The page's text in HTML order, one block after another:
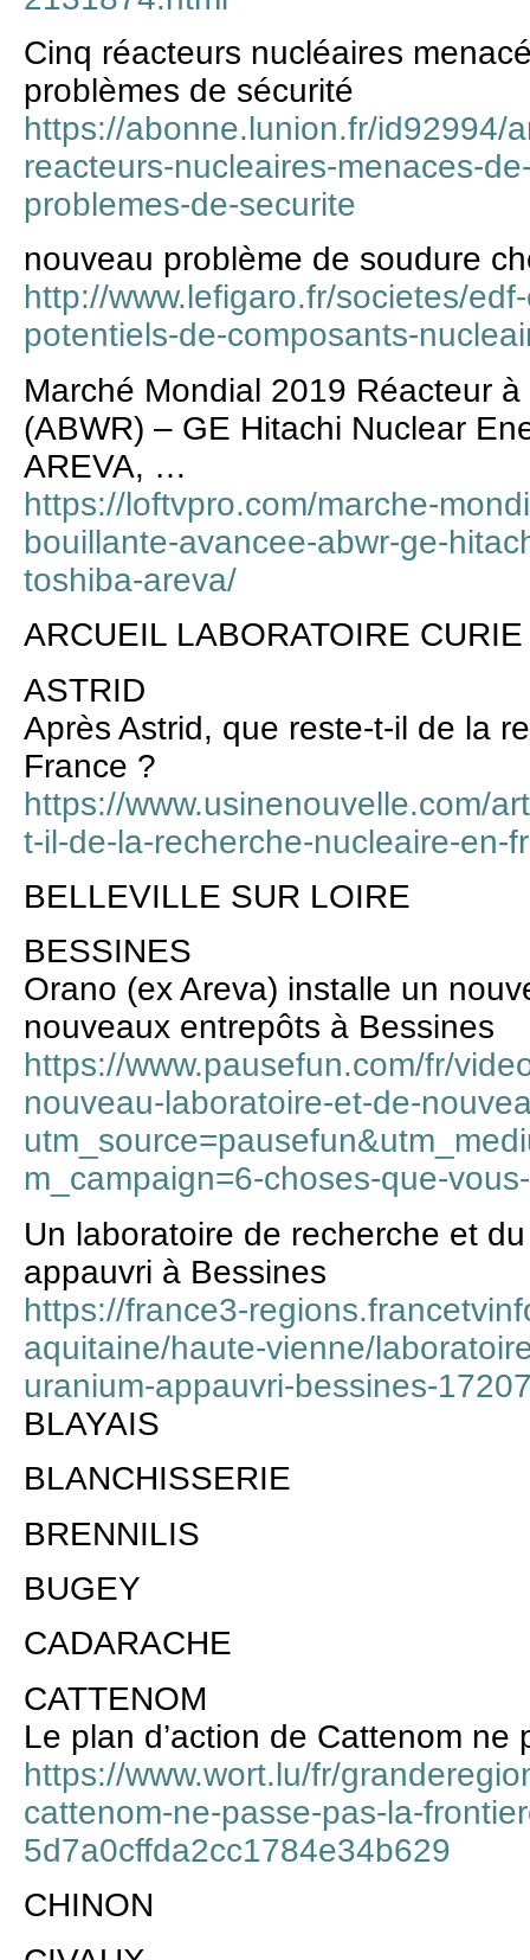
Cinq réacteurs nucléaires
problèmes de sécurité
https://abonne.lunion.fr/id92994/
reacteurs-nucleaires-menaces-
problemes-de-securite
nouveau problème de soudure
http://www.lefigaro.fr/societes/
potentiels-de-composants-
Marché Mondial 2019 Réacteur
(ABWR) – GE Hitachi Nuclear
AREVA, …
https://loftvpro.com/marche-
bouillante-avancee-abwr-ge-
toshiba-areva/
ARCUEIL LABORATOIRE CURIE
ASTRID
Après Astrid, que reste-t-il de la
France ?
https://www.usinenouvelle.com/
t-il-de-la-recherche-nucleaire-en-
BELLEVILLE SUR LOIRE
BESSINES
Orano (ex Areva) installe un
nouveaux entrepôts à Bessines
https://www.pausefun.com/fr/
nouveau-laboratoire-et-de-
m_campaign=6-choses-que-
Un laboratoire de recherche et
appauvri à Bessines
https://france3-
aquitaine/haute-vienne/
uranium-appauvri-bessines-
BLAYAIS
BLANCHISSERIE
BRENNILIS
BUGEY
CADARACHE
CATTENOM
Le plan d’action de Cattenom ne
https://www.wort.lu/fr/
cattenom-ne-passe-pas-la-
5d7a0cffda2cc1784e34b629
CHINON